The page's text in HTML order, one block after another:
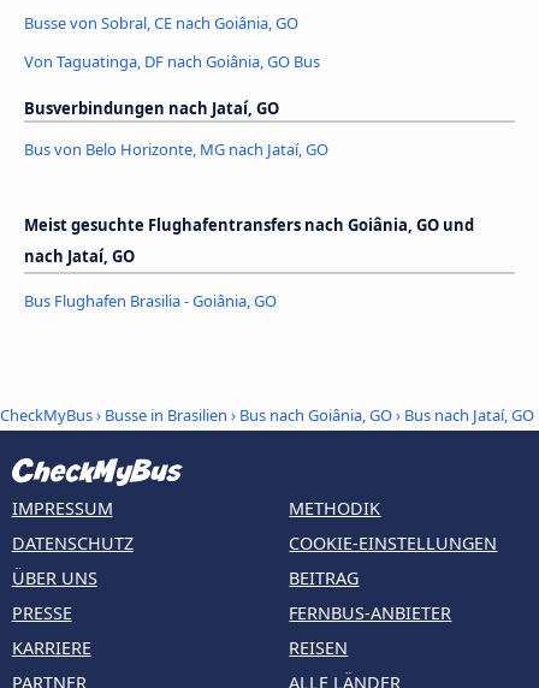
Busse von Sobral, CE nach Goiânia, GO
Von Taguatinga, DF nach Goiânia, GO Bus
Busverbindungen nach Jataí, GO
Bus von Belo Horizonte, MG nach Jataí, GO
Meist gesuchte Flughafentransfers nach Goiânia, GO und
nach Jataí, GO
Bus Flughafen Brasilia - Goiânia, GO
CheckMyBus› Busse in Brasilien › Bus nach Goiânia, GO› Bus nach Jataí, GO
IMPRESSUM
DATENSCHUTZ
ÜBER UNS
PRESSE
KARRIERE
PARTNER
METHODIK
COOKIE-EINSTELLUNGEN
BEITRAG
FERNBUS-ANBIETER
REISEN
ALLE LÄNDER